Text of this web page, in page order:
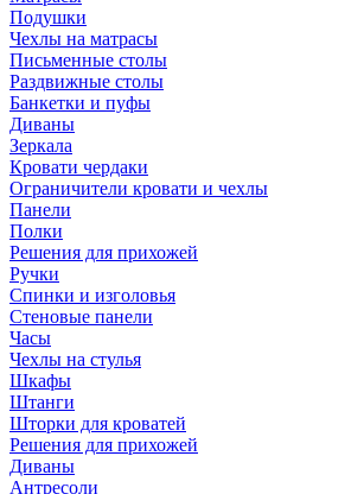
Подушки
Чехлы на матрасы
Письменные столы
Раздвижные столы
Банкетки и пуфы
Диваны
Зеркала
Кровати чердаки
Ограничители кровати и чехлы
Панели
Полки
Решения для прихожей
Ручки
Спинки и изголовья
Стеновые панели
Часы
Чехлы на стулья
Шкафы
Штанги
Шторки для кроватей
Решения для прихожей
Диваны
Антресоли